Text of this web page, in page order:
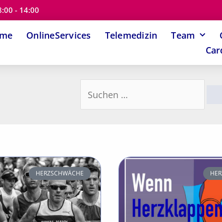
- 14:00
OnlineServices Telemedizin Team
nach:
HERZSCHWÄCHE